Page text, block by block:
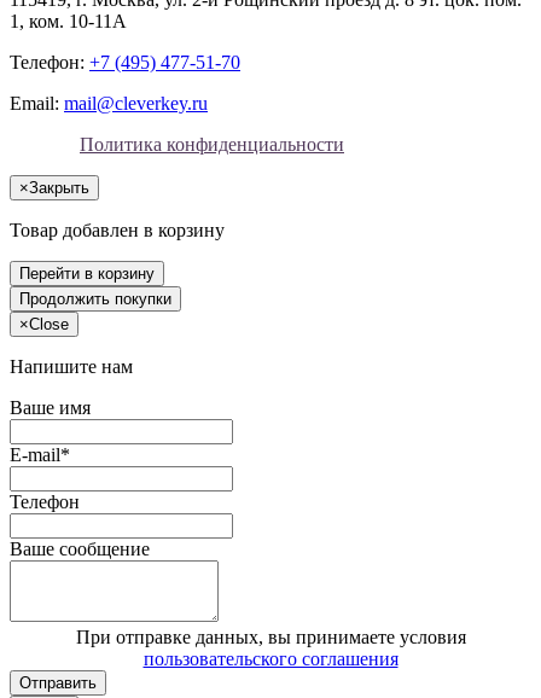
1, ком. 10-11А
Телефон: +7 (495) 477-51-70
Email: mail@cleverkey.ru
Политика конфиденциальности
×Закрыть
Товар добавлен в корзину
Перейти в корзину
Продолжить покупки
×Close
Напишите нам
Ваше имя
E-mail*
Телефон
Ваше сообщение
При отправке данных, вы принимаете условия
пользовательского соглашения
Отправить